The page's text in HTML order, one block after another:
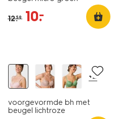
12.59 10.
–
+2
voorgevormde bh met
beugel lichtroze